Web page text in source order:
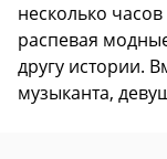
несколько
распевая
другу истории.
музыканта,